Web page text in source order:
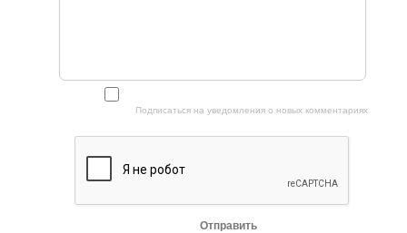
Подписаться на уведомления о новых комментариях
Отправить